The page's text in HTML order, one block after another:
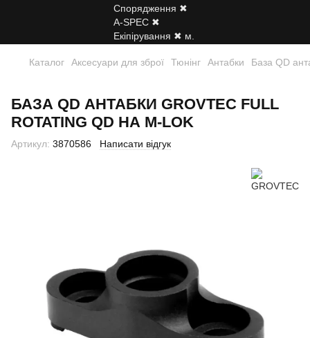
Каталог Аксесуари для зброї Тюнінг Антабки База QD
БАЗА QD АНТАБКИ GROVTEC FULL
ROTATING QD НА M-LOK
Артикул: 3870586 Написати відгук